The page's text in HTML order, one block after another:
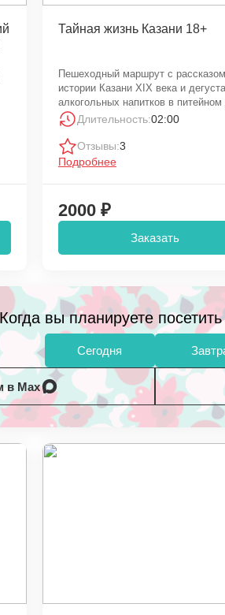
Тайная жизнь Казани 18+
Пешеходный маршрут с
истории Казани XIX века и
алкогольных напитков в питейном
«100DAL»
Длительность:02:00
Отзывы:3
Подробнее
2000 ₽
Заказать
Когда вы планируете
Сегодня
в Max